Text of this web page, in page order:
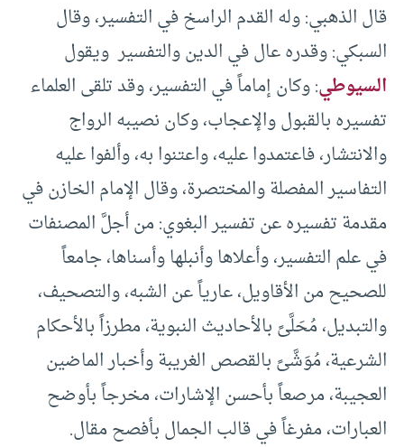
قال الذهبي: وله القدم الراسخ في التفسير، وقال
السبكي: وقدره عال في الدين والتفسير ويقول
السيوطي: وكان إماماً في التفسير، وقد تلقى العلماء
تفسيره بالقبول والإعجاب، وكان نصيبه الرواج
والانتشار، فاعتمدوا عليه، واعتنوا به، وألفوا عليه
التفاسير المفصلة والمختصرة، وقال الإمام الخازن في
مقدمة تفسيره عن تفسير البغوي: من أجلَّ المصنفات
في علم التفسير، وأعلاها وأنبلها وأسناها، جامعاً
للصحيح من الأقاويل، عارياً عن الشبه، والتصحيف،
والتبديل، مُحَلَّىً بالأحاديث النبوية، مطرزاً بالأحكام
الشرعية، مُوَشَّىً بالقصص الغريبة وأخبار الماضين
العجيبة، مرصعاً بأحسن الإشارات، مخرجاً بأوضح
العبارات، مفرغاً في قالب الجمال بأفصح مقال.